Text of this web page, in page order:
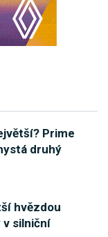
Prime
druhý
hvězdou
silniční